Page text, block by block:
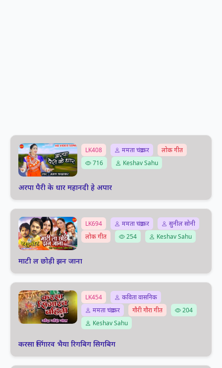
LK408 ममता चंद्राकर
लोक गीत
716
Keshav Sahu
अरपा पैरी के धार महानदी हे अपार
LK694 ममता चंद्राकर
सुनील सोनी
लोक गीत
254 Keshav Sahu
माटी ल छोड़ी झन जाना
LK454
कविता वासनिक
ममता चंद्राकर
गौरी गौरा गीत
204
Keshav Sahu
करसा सिंगारव भैया रिगबिग सिगबिग